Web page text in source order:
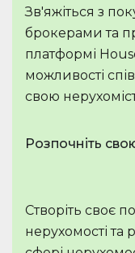
Зв'яжіться з
брокерами та
платформі
можливості
свою
Розпочніть
Створіть своє
нерухомості та